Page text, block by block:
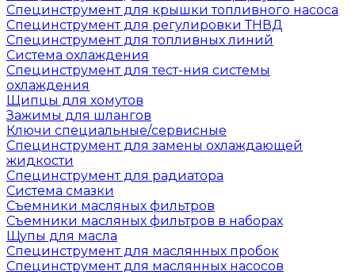
Специнструмент для крышки топливного насоса
Специнструмент для регулировки ТНВД
Специнструмент для топливных линий
Система охлаждения
Специнструмент для тест-ния системы
охлаждения
Щипцы для хомутов
Зажимы для шлангов
Ключи специальные/сервисные
Специнструмент для замены охлаждающей
жидкости
Специнструмент для радиатора
Система смазки
Съемники масляных фильтров
Съемники масляных фильтров в наборах
Щупы для масла
Специнструмент для маслянных пробок
Специнструмент для маслянных насосов